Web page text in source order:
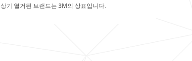
상기 열거된 브랜드는 3M의 상표입니다.